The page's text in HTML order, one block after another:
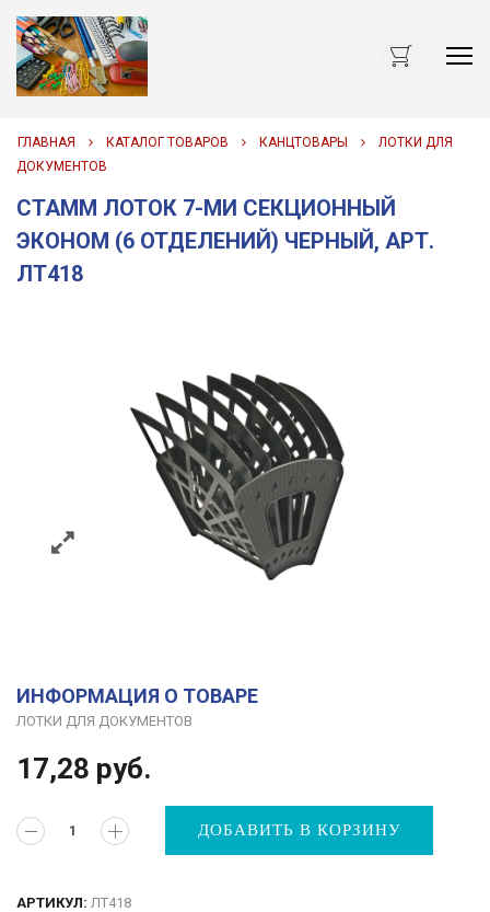
ГЛАВНАЯ КАТАЛОГ ТОВАРОВ КАНЦТОВАРЫ
ЛОТКИ ДЛЯ
ДОКУМЕНТОВ
СТАММ ЛОТОК 7-МИ СЕКЦИОННЫЙ
ЭКОНОМ (6 ОТДЕЛЕНИЙ) ЧЕРНЫЙ, АРТ.
ЛТ418
ИНФОРМАЦИЯ О ТОВАРЕ
ЛОТКИ ДЛЯ ДОКУМЕНТОВ
17,28 руб.
ДОБАВИТЬ В КОРЗИНУ
АРТИКУЛ: ЛТ418